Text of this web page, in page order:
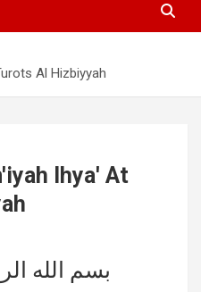
Al Hizbiyyah
Ihya' At
بسم الله